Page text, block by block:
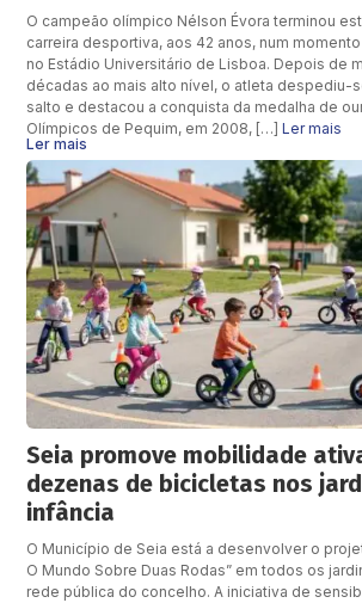
O campeão olímpico Nélson Évora terminou
carreira desportiva, aos 42 anos, num
no Estádio Universitário de Lisboa. Depois de
décadas ao mais alto nível, o atleta despediu-
salto e destacou a conquista da medalha de
Olímpicos de Pequim, em 2008, […]Ler mais
Ler mais
Seia promove mobilidade
dezenas de bicicletas nos
infância
O Município de Seia está a desenvolver o
O Mundo Sobre Duas Rodas” em todos os
rede pública do concelho. A iniciativa de